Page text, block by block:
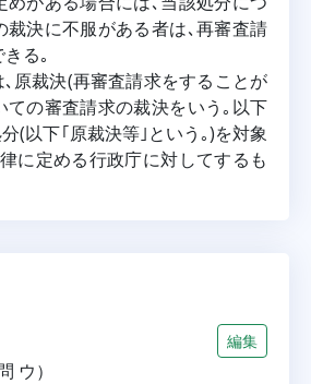
裁決に不服がある者は､再審査請
る｡
裁決(再審査請求をすることが
ての審査請求の裁決をいう｡以下
(以下｢原裁決等｣という｡)を対象
に定める行政庁に対してするも
編集
ウ）